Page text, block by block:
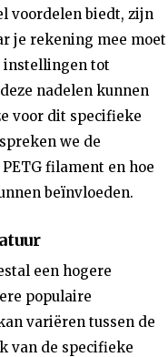
voordelen biedt, zijn
je rekening mee moet
instellingen tot
nadelen kunnen
voor dit specifieke
we de
filament en hoe
beïnvloeden.
een hogere
populaire
variëren tussen de
van de specifieke